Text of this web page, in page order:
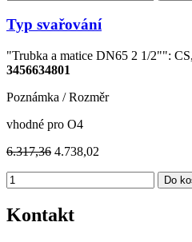
Typ svařování
"Trubka a matice DN65 2 1/2"":
3456634801
Poznámka / Rozměr
vhodné pro O4
6.317,36 4.738,02
Do
Kontakt